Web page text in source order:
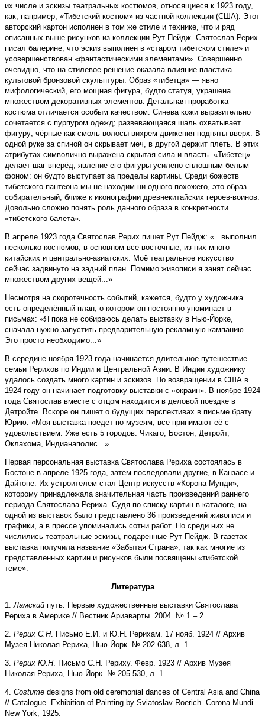
их числе и эскизы театральных костюмов, относящиеся к 1923 году,
как, например, «Тибетский костюм» из частной коллекции (США). Этот
авторский картон исполнен в том же стиле и технике, что и ряд
описанных выше рисунков из коллекции Рут Пейдж. Святослав Рерих
писал балерине, что эскиз выполнен в «старом тибетском стиле» и
усовершенствован «фантастическими элементами». Совершенно
очевидно, что на стилевое решение оказала влияние пластика
культовой бронзовой скульптуры. Образ «тибетца» — явно
мифологический, его мощная фигура, будто статуя, украшена
множеством декоративных элементов. Детальная проработка
костюма отличается особым качеством. Синева кожи выразительно
сочетается с пурпуром одежд; развевающаяся шаль охватывает
фигуру; чёрные как смоль волосы вихрем движения подняты вверх. В
одной руке за спиной он скрывает меч, в другой держит плеть. В этих
атрибутах символично выражена скрытая сила и власть. «Тибетец»
делает шаг вперёд, явление его фигуры усилено сплошным белым
фоном: он будто выступает за пределы картины. Среди божеств
тибетского пантеона мы не находим ни одного похожего, это образ
собирательный, ближе к иконографии древнекитайских героев-воинов.
Довольно сложно понять роль данного образа в конкретности
«тибетского балета».
В апреле 1923 года Святослав Рерих пишет Рут Пейдж: «...выполнил
несколько костюмов, в основном все восточные, из них много
китайских и центрально-азиатских. Моё театральное искусство
сейчас задвинуто на задний план. Помимо живописи я занят сейчас
множеством других вещей...»
Несмотря на скоротечность событий, кажется, будто у художника
есть определённый план, о котором он постоянно упоминает в
письмах: «Я пока не собираюсь делать выставку в Нью-Йорке,
сначала нужно запустить предварительную рекламную кампанию.
Это просто необходимо...»
В середине ноября 1923 года начинается длительное путешествие
семьи Рерихов по Индии и Центральной Азии. В Индии художнику
удалось создать много картин и эскизов. По возвращении в США в
1924 году он начинает подготовку выставки с «окраин». В ноябре 1924
года Святослав вместе с отцом находится в деловой поездке в
Детройте. Вскоре он пишет о будущих перспективах в письме брату
Юрию: «Моя выставка поедет по музеям, все принимают её с
удовольствием. Уже есть 5 городов. Чикаго, Бостон, Детройт,
Оклахома, Индианаполис...»
Первая персональная выставка Святослава Рериха состоялась в
Бостоне в апреле 1925 года, затем последовали другие, в Канзасе и
Дайтоне. Их устроителем стал Центр искусств «Корона Мунди»,
которому принадлежала значительная часть произведений раннего
периода Святослава Рериха. Судя по списку картин в каталоге, на
одной из выставок было представлено 36 произведений живописи и
графики, а в прессе упоминались сотни работ. Но среди них не
числились театральные эскизы, подаренные Рут Пейдж. В газетах
выставка получила название «Забытая Страна», так как многие из
представленных картин и рисунков были посвящены «тибетской
теме».
Литература
1. Ламский путь. Первые художественные выставки Святослава
Рериха в Америке // Вестник Ариаварты. 2004. № 1 – 2.
2. Рерих С.Н. Письмо Е.И. и Ю.Н. Рерихам. 17 нояб. 1924 // Архив
Музея Николая Рериха, Нью-Йорк. № 202 638, л. 1.
3. Рерих Ю.Н. Письмо С.Н. Рериху. Февр. 1923 // Архив Музея
Николая Рериха, Нью-Йорк. № 205 530, л. 1.
4. Costume designs from old ceremonial dances of Central Asia and China
// Catalogue. Exhibition of Painting by Sviatoslav Roerich. Corona Mundi.
New York, 1925.